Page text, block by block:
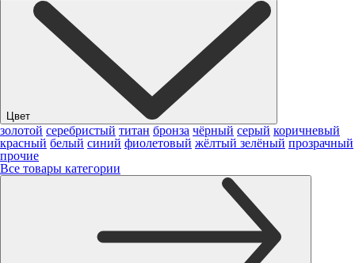
Цвет
золотой серебристый титан бронза чёрный серый коричневый
красный белый синий фиолетовый жёлтый зелёный прозрачный
прочие
Все товары категории